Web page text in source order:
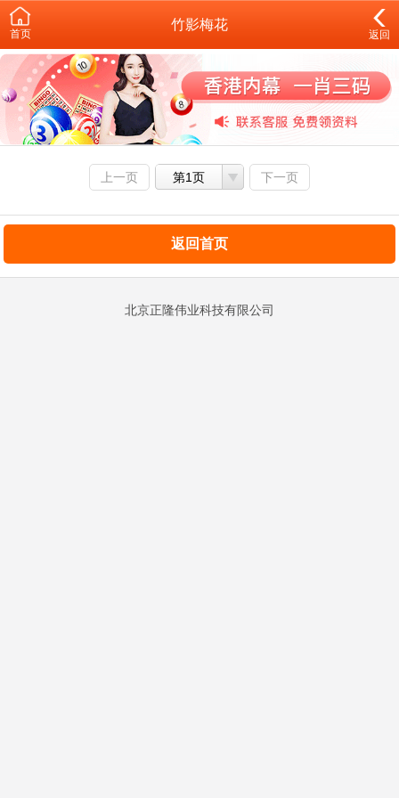
首页
竹影梅花
返回
上一页 第1页 下一页
返回首页
北京正隆伟业科技有限公司